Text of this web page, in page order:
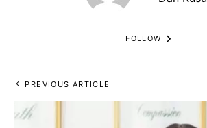
FOLLOW
PREVIOUS ARTICLE